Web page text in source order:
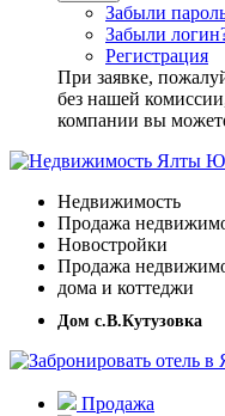
Забыли
Забыли
Регистрация
При заявке,
без нашей
компании вы
Недвижимость
Продажа
Новостройки
Продажа
дома и коттеджи
Дом с.В.Кутузовка
Продажа